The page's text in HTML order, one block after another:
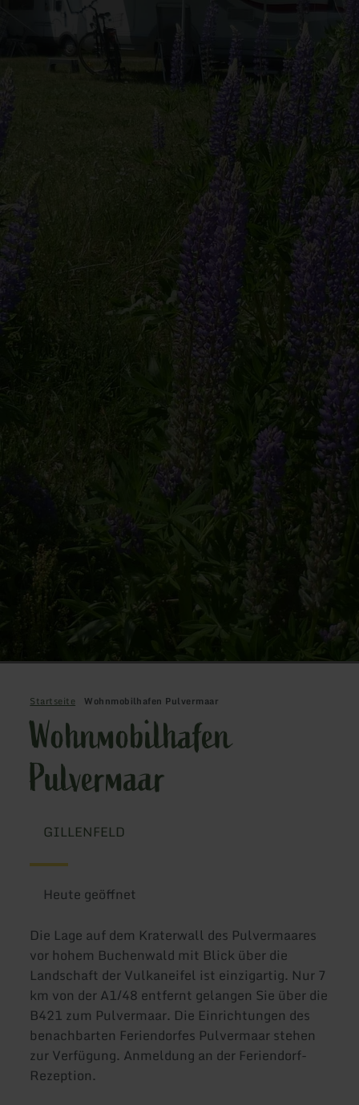
Startseite Wohnmobilhafen Pulvermaar
Wohnmobilhafen
Pulvermaar
GILLENFELD
Heute geöffnet
Die Lage auf dem Kraterwall des Pulvermaares
vor hohem Buchenwald mit Blick über die
Landschaft der Vulkaneifel ist einzigartig. Nur 7
km von der A1/48 entfernt gelangen Sie über die
B421 zum Pulvermaar. Die Einrichtungen des
benachbarten Feriendorfes Pulvermaar stehen
zur Verfügung. Anmeldung an der Feriendorf-
Rezeption.